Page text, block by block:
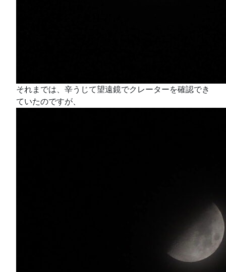
それまでは、辛うじて望遠鏡でクレーターを確認でき
ていたのですが、